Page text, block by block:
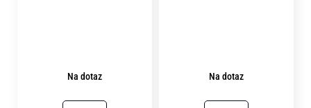
Na dotaz Na dotaz